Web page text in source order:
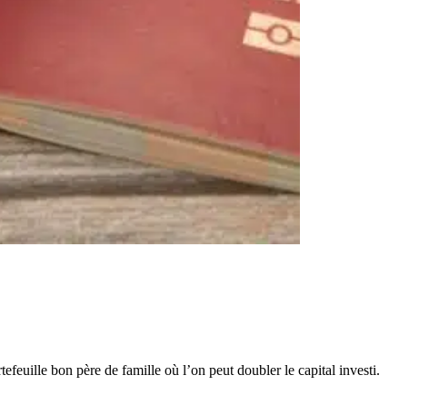
bon père de famille où l’on peut doubler le capital investi.